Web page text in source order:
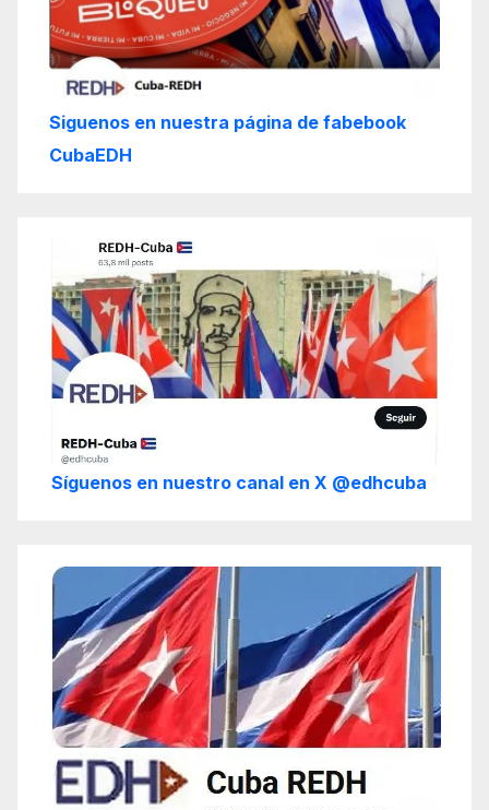
Siguenos en nuestra página de fabebook
CubaEDH
Síguenos en nuestro canal en X @edhcuba